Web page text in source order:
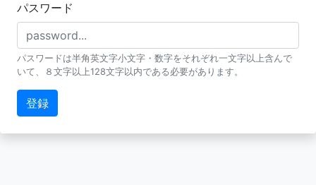
パスワード
パスワードは半角英文字小文字・数字をそれぞれ一文字以上含んで
いて、８文字以上128文字以内である必要があります。
登録